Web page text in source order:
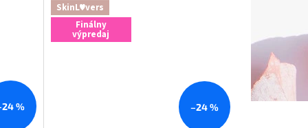
%
SkinL♥vers
Finálny
výpredaj
–24 %